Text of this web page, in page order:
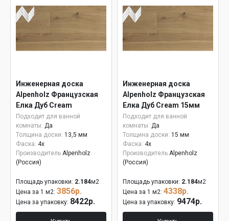
Инженерная доска
Alpenholz Французская
Елка Дуб Cream
Подходит для ванной
комнаты: Да
Толщина доски: 13,5 мм
Фаска: 4x
Производитель Alpenholz
(Россия)
Площадь упаковки: 2.184м2
Цена за 1 м2: 3856р.
Цена за упаковку: 8422р.
Инженерная доска
Alpenholz Французская
Елка Дуб Cream 15мм
Подходит для ванной
комнаты: Да
Толщина доски: 15 мм
Фаска: 4x
Производитель Alpenholz
(Россия)
Площадь упаковки: 2.184м2
Цена за 1 м2: 4338р.
Цена за упаковку: 9474р.